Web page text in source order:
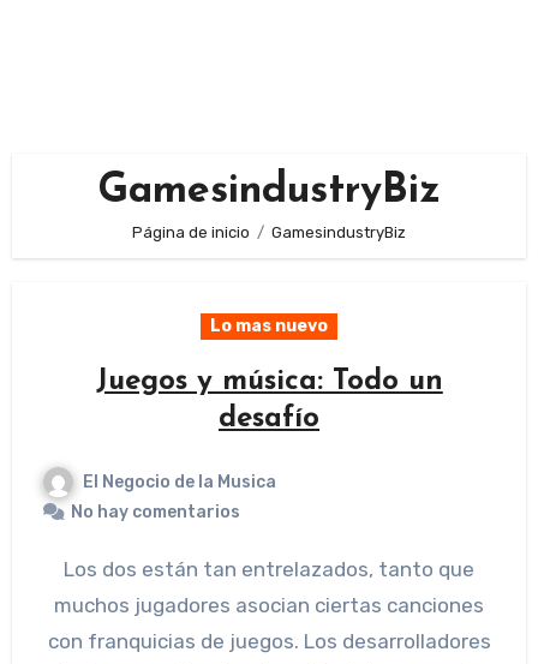
GamesindustryBiz
Página de inicio GamesindustryBiz
Lo mas nuevo
Juegos y música: Todo un
desafío
El Negocio de la Musica
No hay comentarios
Los dos están tan entrelazados, tanto que
muchos jugadores asocian ciertas canciones
con franquicias de juegos. Los desarrolladores